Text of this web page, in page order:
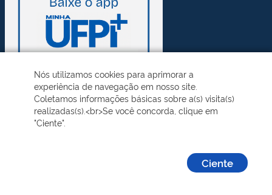
Nós utilizamos cookies para aprimorar a
experiência de navegação em nosso site.
Coletamos informações básicas sobre a(s) visita(s)
realizadas(s).<br>Se você concorda, clique em
"Ciente".
Ciente